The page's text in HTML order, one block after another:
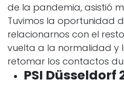
de la pandemia, asistió
Tuvimos la oportunidad
relacionarnos con el
vuelta a la normalidad y
retomar los contactos
PSI Düsseldorf